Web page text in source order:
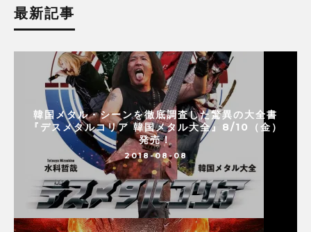
最新記事
韓国メタル・シーンを徹底調査した驚異の大全書
『デスメタルコリア 韓国メタル大全』8/10（金）
発売！
2018-08-08